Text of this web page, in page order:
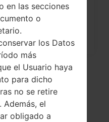
en las secciones
o
los Datos
más
el Usuario haya
para dicho
no se retire
el
obligado a